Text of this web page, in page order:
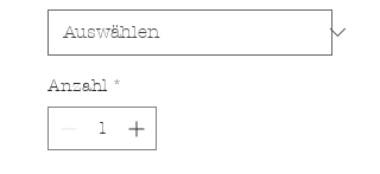
Anzahl *